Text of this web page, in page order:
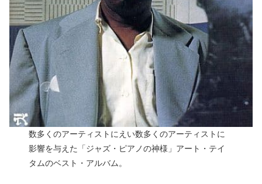
数多くのアーティストにえい数多くのアーティストに
影響を与えた「ジャズ・ピアノの神様」アート・テイ
タムのベスト・アルバム。